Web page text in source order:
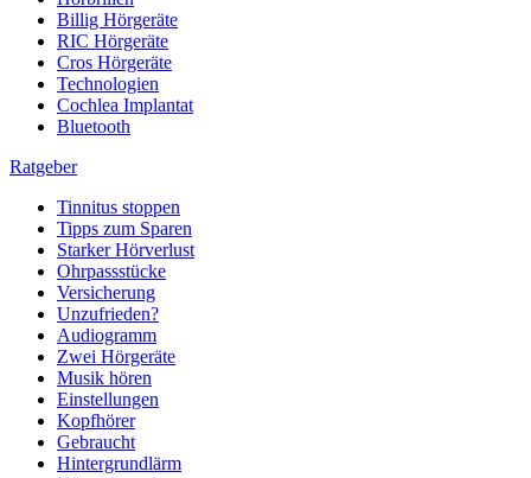
Billig Hörgeräte
RIC Hörgeräte
Cros Hörgeräte
Technologien
Cochlea Implantat
Bluetooth
Ratgeber
Tinnitus stoppen
Tipps zum Sparen
Starker Hörverlust
Ohrpassstücke
Versicherung
Unzufrieden?
Audiogramm
Zwei Hörgeräte
Musik hören
Einstellungen
Kopfhörer
Gebraucht
Hintergrundlärm